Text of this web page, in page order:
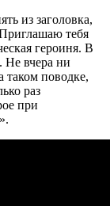
из заголовка,
тебя
героиня. В
Не вчера ни
поводке,
раз
при